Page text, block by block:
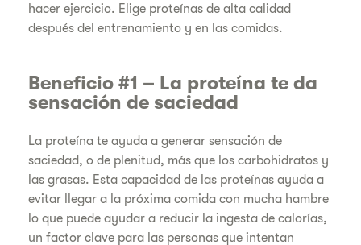
hacer ejercicio. Elige proteínas de alta calidad
después del entrenamiento y en las comidas.
Beneficio #1 – La proteína te da
sensación de saciedad
La proteína te ayuda a generar sensación de
saciedad, o de plenitud, más que los carbohidratos y
las grasas. Esta capacidad de las proteínas ayuda a
evitar llegar a la próxima comida con mucha hambre
lo que puede ayudar a reducir la ingesta de calorías,
un factor clave para las personas que intentan